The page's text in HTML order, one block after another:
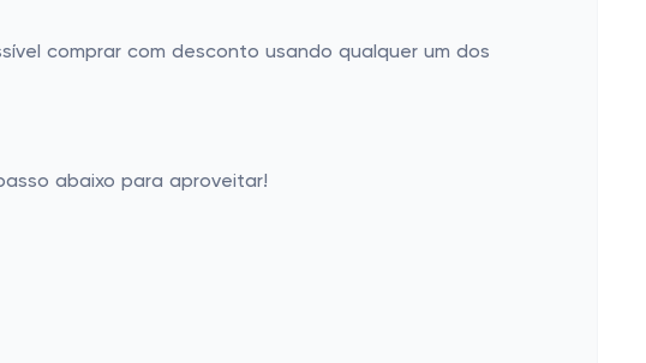
comprar com desconto usando qualquer um dos
abaixo para aproveitar!